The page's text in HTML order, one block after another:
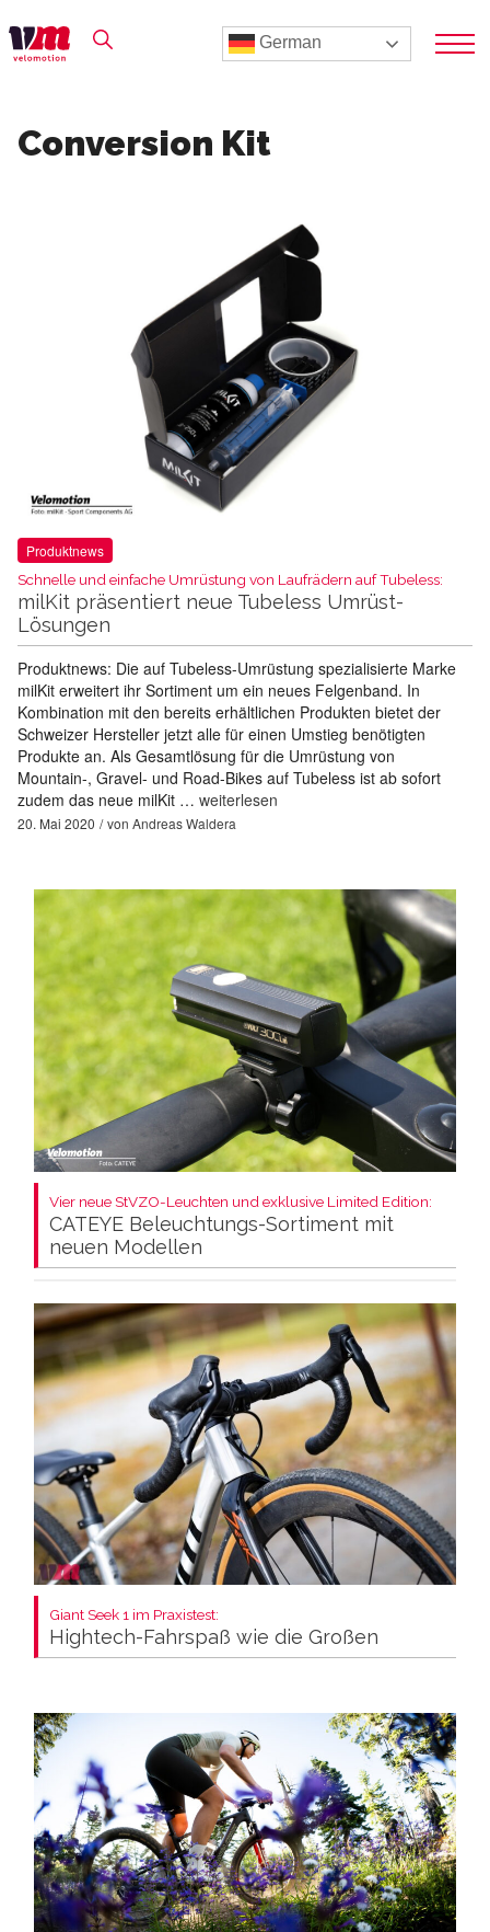
German
Conversion Kit
Produktnews
Schnelle und einfache Umrüstung von Laufrädern auf Tubeless:
milKit präsentiert neue Tubeless Umrüst-
Lösungen
Produktnews: Die auf Tubeless-Umrüstung spezialisierte Marke
milKit erweitert ihr Sortiment um ein neues Felgenband. In
Kombination mit den bereits erhältlichen Produkten bietet der
Schweizer Hersteller jetzt alle für einen Umstieg benötigten
Produkte an. Als Gesamtlösung für die Umrüstung von
Mountain-, Gravel- und Road-Bikes auf Tubeless ist ab sofort
zudem das neue milKit … weiterlesen
20. Mai 2020 von Andreas Waldera
Vier neue StVZO-Leuchten und exklusive Limited Edition:
CATEYE Beleuchtungs-Sortiment mit
neuen Modellen
Giant Seek 1 im Praxistest:
Hightech-Fahrspaß wie die Großen